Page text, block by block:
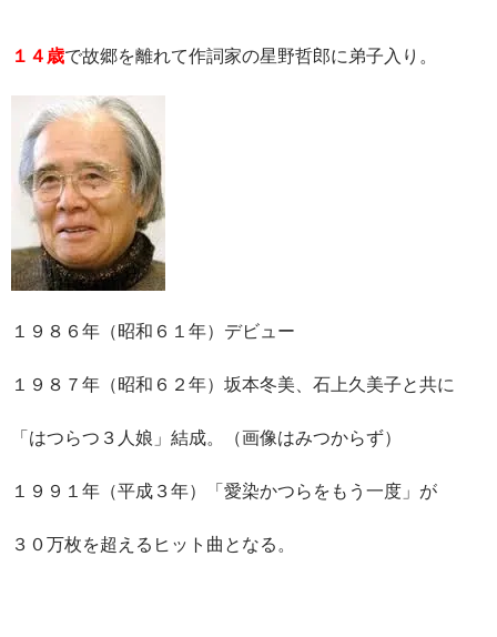
１４歳で故郷を離れて作詞家の星野哲郎に弟子入り。
１９８６年（昭和６１年）デビュー
１９８７年（昭和６２年）坂本冬美、石上久美子と共に
「はつらつ３人娘」結成。（画像はみつからず）
１９９１年（平成３年）「愛染かつらをもう一度」が
３０万枚を超えるヒット曲となる。